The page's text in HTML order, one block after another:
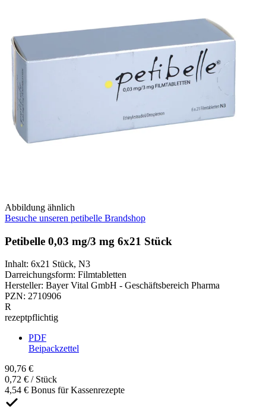
Abbildung ähnlich
Besuche unseren petibelle Brandshop
Petibelle 0,03 mg/3 mg 6x21 Stück
Inhalt: 6x21 Stück, N3
Darreichungsform: Filmtabletten
Hersteller: Bayer Vital GmbH - Geschäftsbereich Pharma
PZN: 2710906
R
rezeptpflichtig
PDF
Beipackzettel
90,76 €
0,72 € / Stück
4,54 € Bonus für Kassenrezepte